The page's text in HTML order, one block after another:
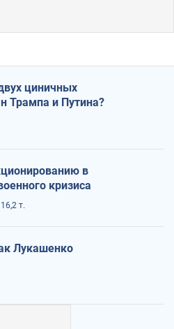
циничных
Трампа и Путина?
в
кризиса
16,2 т.
Лукашенко